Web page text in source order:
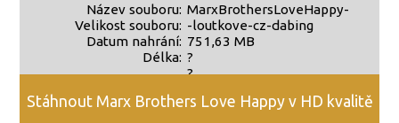
Název souboru:
Velikost souboru:
Datum nahrání:
Délka:
MarxBrothersLoveHappy-
-loutkove-cz-dabing
751,63 MB
?
?
Stáhnout Marx Brothers Love Happy v HD kvalitě